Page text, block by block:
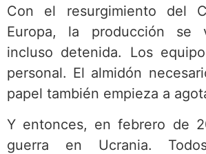
Con el resurgimiento del
Europa, la producción se
incluso detenida. Los
personal. El almidón
papel también empieza a
Y entonces, en febrero de
guerra en Ucrania.